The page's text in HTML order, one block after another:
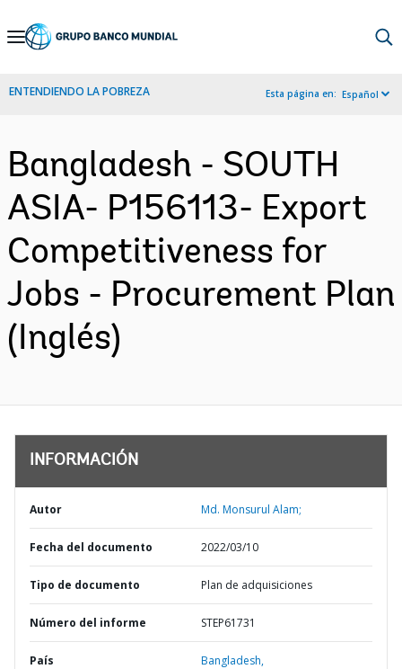
Skip
Navigation
ENTENDIENDO LA POBREZA Esta página en: Español
Bangladesh - SOUTH
ASIA- P156113- Export
Competitiveness for
Jobs - Procurement Plan
(Inglés)
INFORMACIÓN
Autor Md. Monsurul Alam;
Fecha del documento 2022/03/10
Tipo de documento Plan de adquisiciones
Número del informe STEP61731
País Bangladesh,